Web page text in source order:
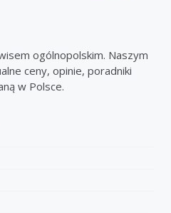
ogólnopolskim. Naszym
ceny, opinie, poradniki
w Polsce.